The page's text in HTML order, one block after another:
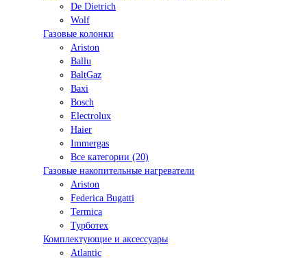
De Dietrich
Wolf
Газовые колонки
Ariston
Ballu
BaltGaz
Baxi
Bosсh
Electrolux
Haier
Immergas
Все категории (20)
Газовые накопительные нагреватели
Ariston
Federica Bugatti
Termica
Турботех
Комплектующие и аксессуары
Atlantic